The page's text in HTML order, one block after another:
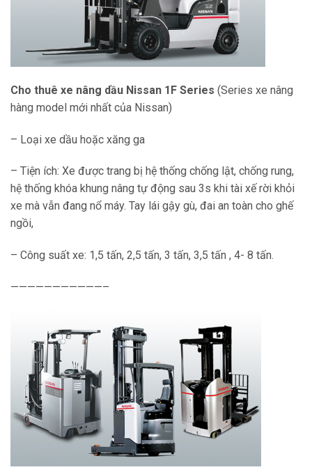
Cho thuê xe nâng dầu Nissan 1F Series (Series xe nâng
hàng model mới nhất của Nissan)
– Loại xe dầu hoặc xăng ga
– Tiện ích: Xe được trang bị hệ thống chống lật, chống rung,
hệ thống khóa khung nâng tự động sau 3s khi tài xế rời khỏi
xe mà vẫn đang nổ máy. Tay lái gậy gù, đai an toàn cho ghế
ngồi,
– Công suất xe: 1,5 tấn, 2,5 tấn, 3 tấn, 3,5 tấn , 4- 8 tấn.
———————————–